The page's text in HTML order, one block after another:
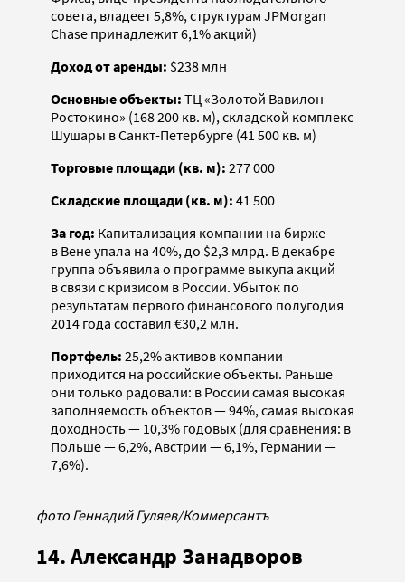
совета, владеет 5,8%, структурам JPMorgan
Chase принадлежит 6,1% акций)
Доход от аренды: $238 млн
Основные объекты: ТЦ «Золотой Вавилон
Ростокино» (168 200 кв. м), складской комплекс
Шушары в Санкт-Петербурге (41 500 кв. м)
Торговые площади (кв. м): 277 000
Складские площади (кв. м): 41 500
За год: Капитализация компании на бирже
в Вене упала на 40%, до $2,3 млрд. В декабре
группа объявила о программе выкупа акций
в связи с кризисом в России. Убыток по
результатам первого финансового полугодия
2014 года составил €30,2 млн.
Портфель: 25,2% активов компании
приходится на российские объекты. Раньше
они только радовали: в России самая высокая
заполняемость объектов — 94%, самая высокая
доходность — 10,3% годовых (для сравнения: в
Польше — 6,2%, Австрии — 6,1%, Германии —
7,6%).
фото Геннадий Гуляев/Коммерсантъ
14. Александр Занадворов